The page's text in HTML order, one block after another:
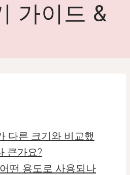
가이드 &
다른 크기와 비교했
큰가요?
떤 용도로 사용되나